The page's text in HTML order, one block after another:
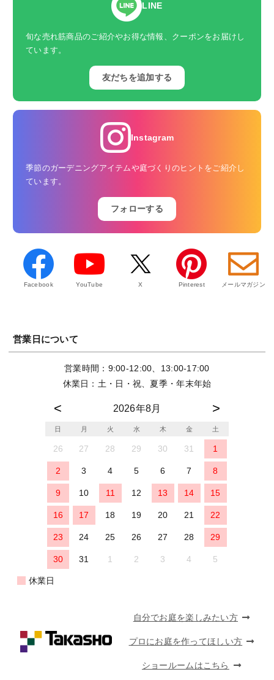
LINE
旬な売れ筋商品のご紹介やお得な情報、クーポンをお届けし
ています。
友だちを追加する
Instagram
季節のガーデニングアイテムや庭づくりのヒントをご紹介し
ています。
フォローする
Facebook YouTube X Pinterest メールマガジン
営業日について
営業時間：9:00-12:00、13:00-17:00
休業日：土・日・祝、夏季・年末年始
2026年8月
日 月 火 水 木 金 土
26 27 28 29 30 31 1
2 3 4 5 6 7 8
9 10 11 12 13 14 15
16 17 18 19 20 21 22
23 24 25 26 27 28 29
30 31 1 2 3 4 5
休業日
自分でお庭を楽しみたい方
プロにお庭を作ってほしい方
ショールームはこちら